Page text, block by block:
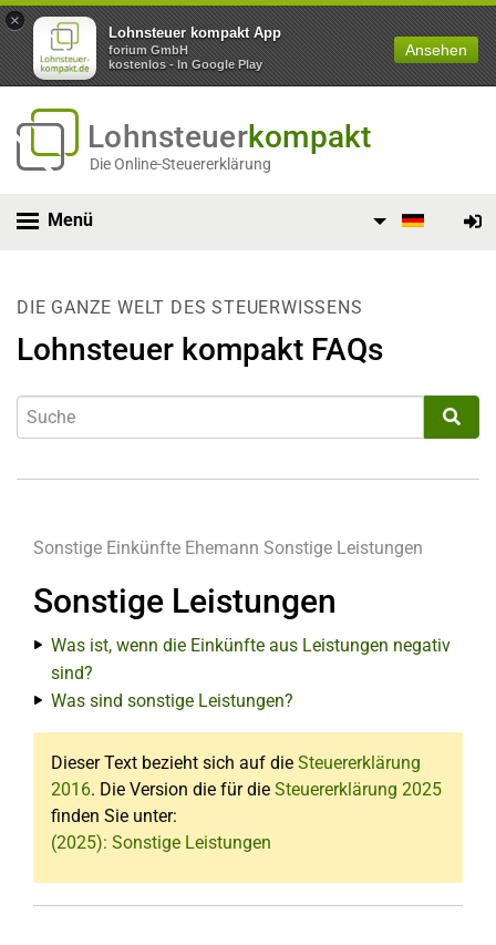
×
Lohnsteuer kompakt App
forium GmbH
kostenlos - In Google Play
Ansehen
Lohnsteuerkompakt
Die Online-Steuererklärung
Menü
DIE GANZE WELT DES STEUERWISSENS
Lohnsteuer kompakt FAQs
Sonstige Einkünfte Ehemann Sonstige Leistungen
Sonstige Leistungen
Was ist, wenn die Einkünfte aus Leistungen negativ
sind?
Was sind sonstige Leistungen?
Dieser Text bezieht sich auf die Steuererklärung
2016. Die Version die für die Steuererklärung 2025
finden Sie unter:
(2025): Sonstige Leistungen